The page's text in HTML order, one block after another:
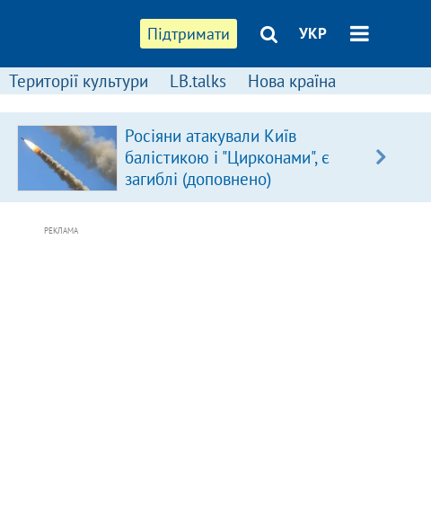
Підтримати УКР
Території культури LB.talks Нова країна
Росіяни атакували Київ
балістикою і "Цирконами", є
загиблі (доповнено)
РЕКЛАМА